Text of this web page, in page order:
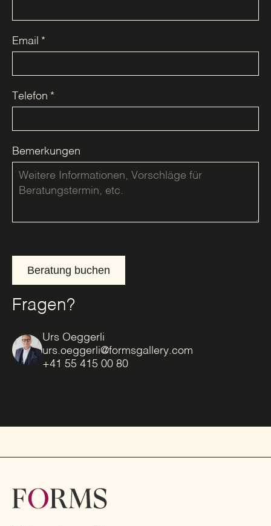
Email *
Telefon *
Bemerkungen
Beratung buchen
Fragen?
Urs Oeggerli
urs.oeggerli@formsgallery.com
+41 55 415 00 80